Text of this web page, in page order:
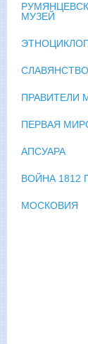
МУЗЕЙ
СЛАВЯНСТВО
ПРАВИТЕЛИ
ПЕРВАЯ
АПСУАРА
ВОЙНА 1812
МОСКОВИЯ